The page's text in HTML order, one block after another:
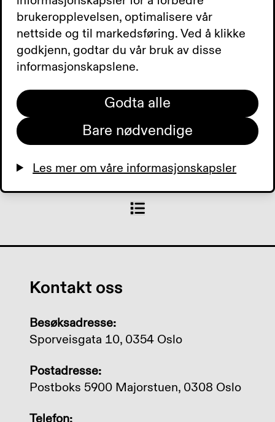
Her finner du møteprotokoller og
medlemsbrev og annen informasjon fra
Trøndelag fylkeslag.
0:00 0:00
Kontakt oss
Besøksadresse:
Sporveisgata 10, 0354 Oslo
Postadresse:
Postboks 5900 Majorstuen, 0308 Oslo
Telefon:
brukeropplevelsen, optimalisere vår
nettside og til markedsføring. Ved å klikke
godkjenn, godtar du vår bruk av disse
informasjonskapslene.
Godta alle
Bare nødvendige
Les mer om våre informasjonskapsler